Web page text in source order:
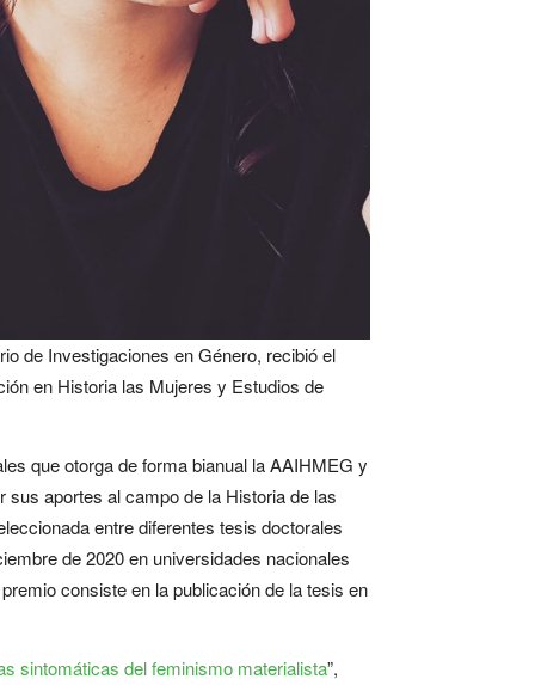
de Investigaciones en Género, recibió el
en Historia las Mujeres y Estudios de
que otorga de forma bianual la AAIHMEG y
aportes al campo de la Historia de las
entre diferentes tesis doctorales
de 2020 en universidades nacionales
consiste en la publicación de la tesis en
sintomáticas del feminismo materialista”,